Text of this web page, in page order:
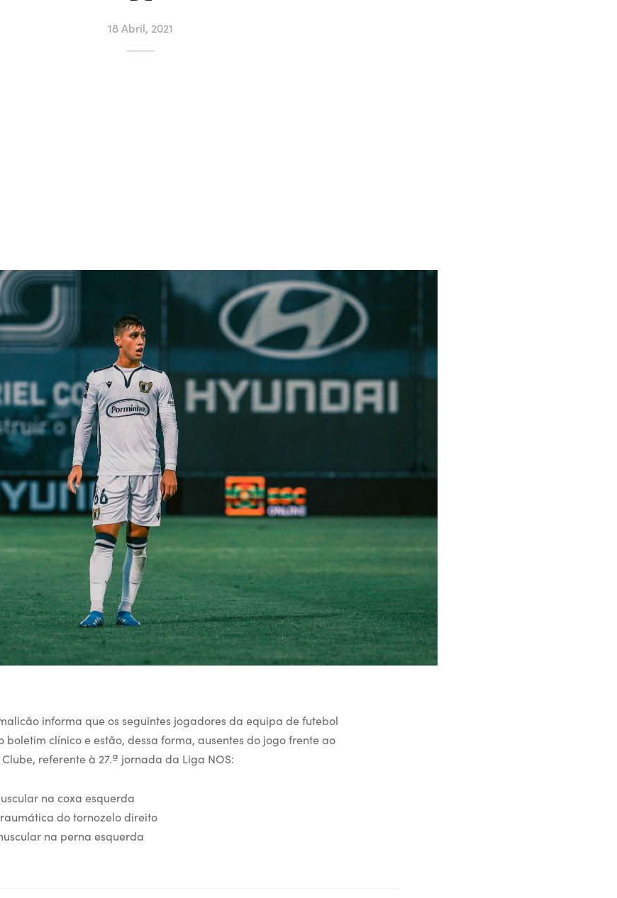
18 Abril, 2021
informa que os seguintes jogadores da equipa de futebol
boletim clínico e estão, dessa forma, ausentes do jogo frente ao
referente à 27.ª jornada da Liga NOS:
na coxa esquerda
do tornozelo direito
na perna esquerda